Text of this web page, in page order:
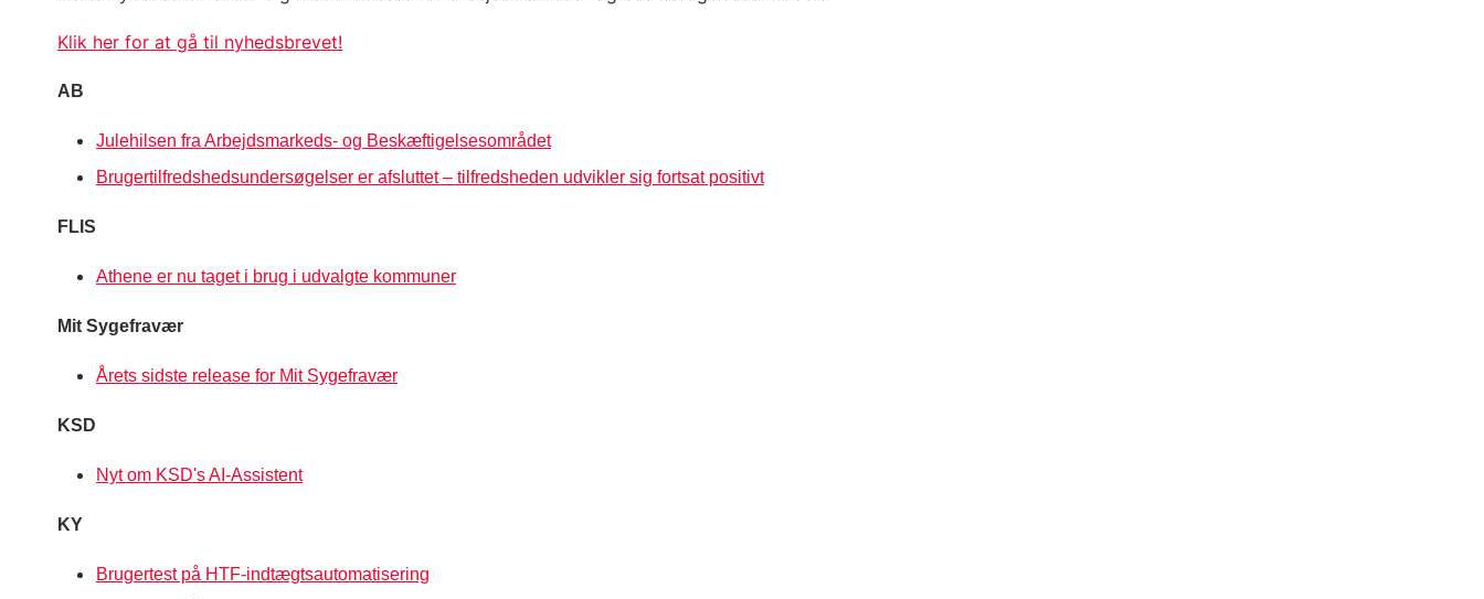
Klik her for at gå til nyhedsbrevet!
AB
Julehilsen fra Arbejdsmarkeds- og Beskæftigelsesområdet
Brugertilfredshedsundersøgelser er afsluttet – tilfredsheden udvikler sig fortsat positivt
FLIS
Athene er nu taget i brug i udvalgte kommuner
Mit Sygefravær
Årets sidste release for Mit Sygefravær
KSD
Nyt om KSD's AI-Assistent
KY
Brugertest på HTF-indtægtsautomatisering